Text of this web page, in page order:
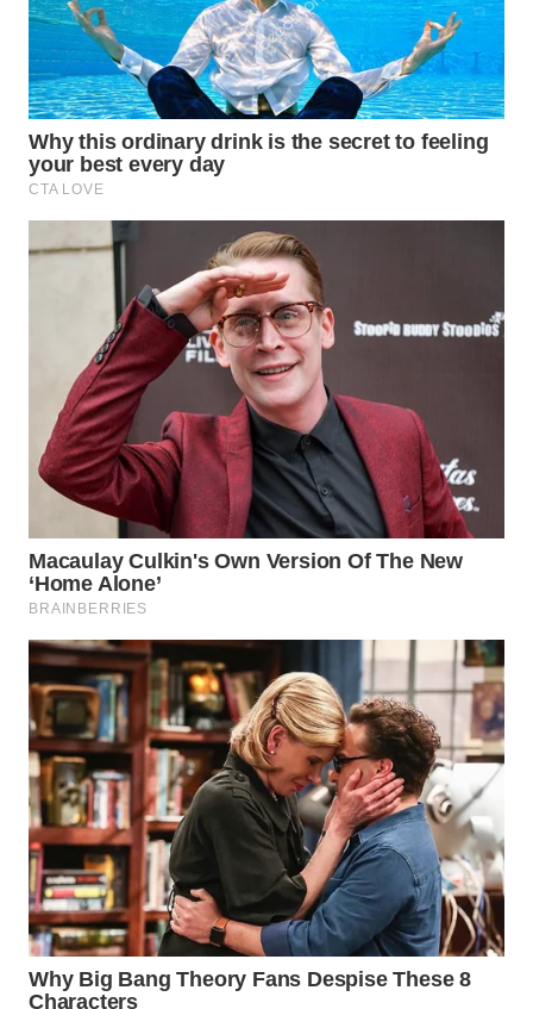
WN
CIREBON
WN
INDRAMAYU
WN
KUNINGAN
MAJALENGKA
WN
SUBANG
WN
SUKABUMI
WN
PURWAKARTA
WN
PRIANGAN
TIMUR
WN
SEMARANG
WN
SOLO
WN
BOROBUDUR